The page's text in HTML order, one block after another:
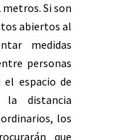
Si son
abiertos al
medidas
personas
espacio de
distancia
los
que